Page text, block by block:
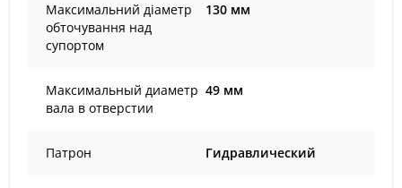
Максимальний діаметр
обточування над
супортом
130 мм
Максимальный диаметр
вала в отверстии
49 мм
Патрон Гидравлический